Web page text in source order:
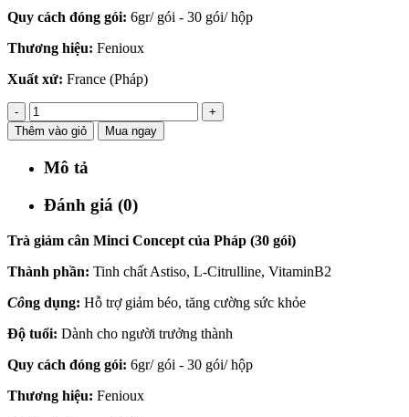
Quy cách đóng gói: 6gr/ gói - 30 gói/ hộp
Thương hiệu: Fenioux
Xuất xứ: France (Pháp)
-
+
Thêm vào giỏ
Mua ngay
Mô tả
Đánh giá (0)
Trà giảm cân Minci Concept của Pháp (30 gói)
Thành phần: Tinh chất Astiso, L-Citrulline, VitaminB2
Công dụng: Hỗ trợ giảm béo, tăng cường sức khỏe
Độ tuổi: Dành cho người trưởng thành
Quy cách đóng gói: 6gr/ gói - 30 gói/ hộp
Thương hiệu: Fenioux